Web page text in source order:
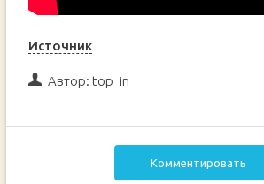
Источник
Автор: top_in
Комментировать